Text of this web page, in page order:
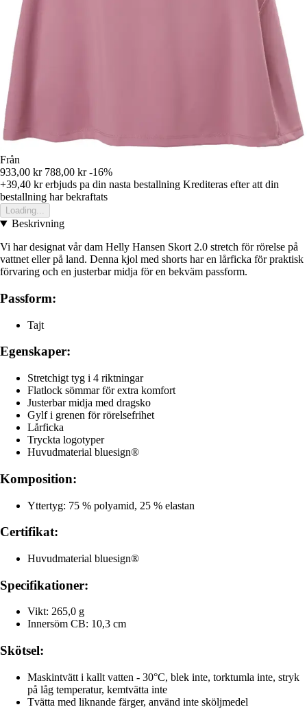
Från
933,00 kr 788,00 kr -16%
+39,40 krerbjuds pa din nasta bestallning Krediteras efter att din
bestallning har bekraftats
Loading...
Beskrivning
Vi har designat vår dam Helly Hansen Skort 2.0 stretch för rörelse på
vattnet eller på land. Denna kjol med shorts har en lårficka för praktisk
förvaring och en justerbar midja för en bekväm passform.
Passform:
Tajt
Egenskaper:
Stretchigt tyg i 4 riktningar
Flatlock sömmar för extra komfort
Justerbar midja med dragsko
Gylf i grenen för rörelsefrihet
Lårficka
Tryckta logotyper
Huvudmaterial bluesign®
Komposition:
Yttertyg: 75 % polyamid, 25 % elastan
Certifikat:
Huvudmaterial bluesign®
Specifikationer:
Vikt: 265,0 g
Innersöm CB: 10,3 cm
Skötsel:
Maskintvätt i kallt vatten - 30°C, blek inte, torktumla inte, stryk
på låg temperatur, kemtvätta inte
Tvätta med liknande färger, använd inte sköljmedel